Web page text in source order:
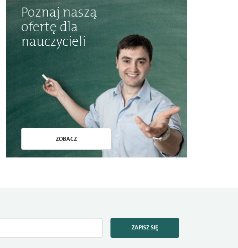
Poznaj naszą
ofertę dla
nauczycieli
ZOBACZ
ZAPISZ SIĘ